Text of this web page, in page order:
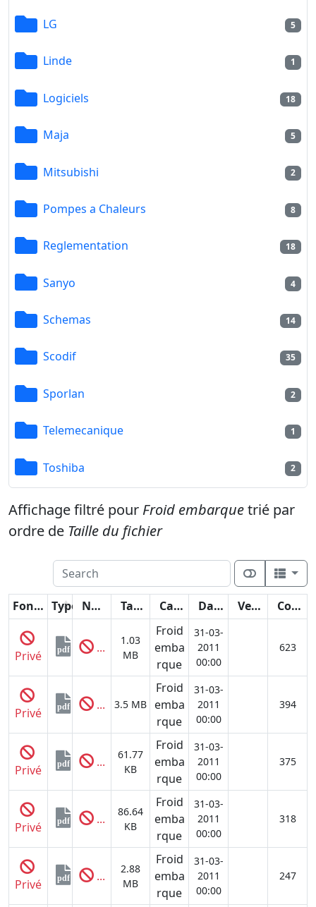
LG 5
Linde 1
Logiciels 18
Maja 5
Mitsubishi 2
Pompes a Chaleurs 8
Reglementation 18
Sanyo 4
Schemas 14
Scodif 35
Sporlan 2
Telemecanique 1
Toshiba 2
Affichage filtré pour Froid embarquetrié par
ordre de Taille du fichier
Fonctions Type Nom Taille Catégorie Date Version Compteur
Privé pdf ...
1.03
MB
Froid
emba
rque
31-03-
2011
00:00
623
Privé pdf ... 3.5 MB
Froid
emba
rque
31-03-
2011
00:00
394
Privé pdf ...
61.77
KB
Froid
emba
rque
31-03-
2011
00:00
375
Privé pdf ...
86.64
KB
Froid
emba
rque
31-03-
2011
00:00
318
Privé pdf ...
2.88
MB
Froid
emba
rque
31-03-
2011
00:00
247